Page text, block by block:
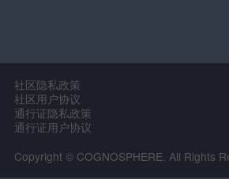
社区隐私政策
社区用户协议
通行证隐私政策
通行证用户协议
Copyright © COGNOSPHERE. All Rights